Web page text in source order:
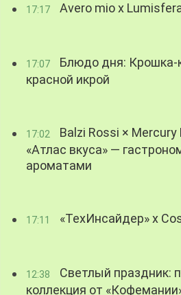
17:17 Avero mio x
17:07
Блюдо дня: Крошка-
красной икрой
17:02
Balzi Rossi ×
«Атлас вкуса» —
ароматами
17:11 «ТехИнсайдер» х
12:38
Светлый праздник:
коллекция от